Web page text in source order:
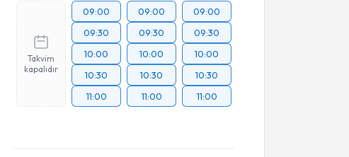
Takvim
kapalıdır
09:00
09:30
10:00
10:30
11:00
09:00
09:30
10:00
10:30
11:00
09:00
09:30
10:00
10:30
11:00